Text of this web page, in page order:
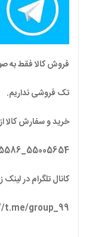
فروش کالا فقط به
تک فروشی نداریم.
خرید و سفارش کالا
55005654_09129455586
کانال تلگرام در لینک
group_99